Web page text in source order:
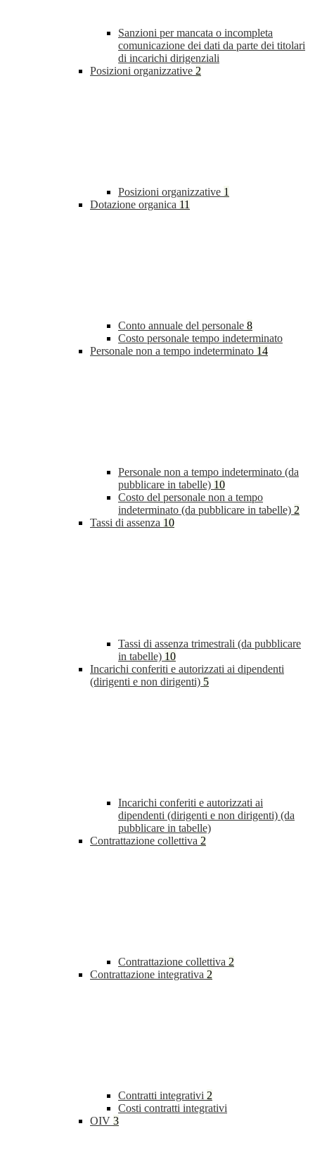
Sanzioni per mancata o incompleta
comunicazione dei dati da parte dei titolari
di incarichi dirigenziali
Posizioni organizzative 2
Posizioni organizzative 1
Dotazione organica 11
Conto annuale del personale 8
Costo personale tempo indeterminato
Personale non a tempo indeterminato 14
Personale non a tempo indeterminato (da
pubblicare in tabelle) 10
Costo del personale non a tempo
indeterminato (da pubblicare in tabelle) 2
Tassi di assenza 10
Tassi di assenza trimestrali (da pubblicare
in tabelle) 10
Incarichi conferiti e autorizzati ai dipendenti
(dirigenti e non dirigenti) 5
Incarichi conferiti e autorizzati ai
dipendenti (dirigenti e non dirigenti) (da
pubblicare in tabelle)
Contrattazione collettiva 2
Contrattazione collettiva 2
Contrattazione integrativa 2
Contratti integrativi 2
Costi contratti integrativi
OIV 3